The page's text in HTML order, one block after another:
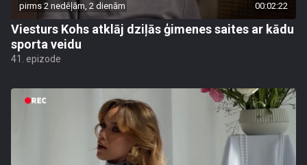
pirms 2 nedēļām, 2 dienām 00:02:22
Viesturs Kohs atklāj dziļās ģimenes saites ar kādu
sporta veidu
41. epizode